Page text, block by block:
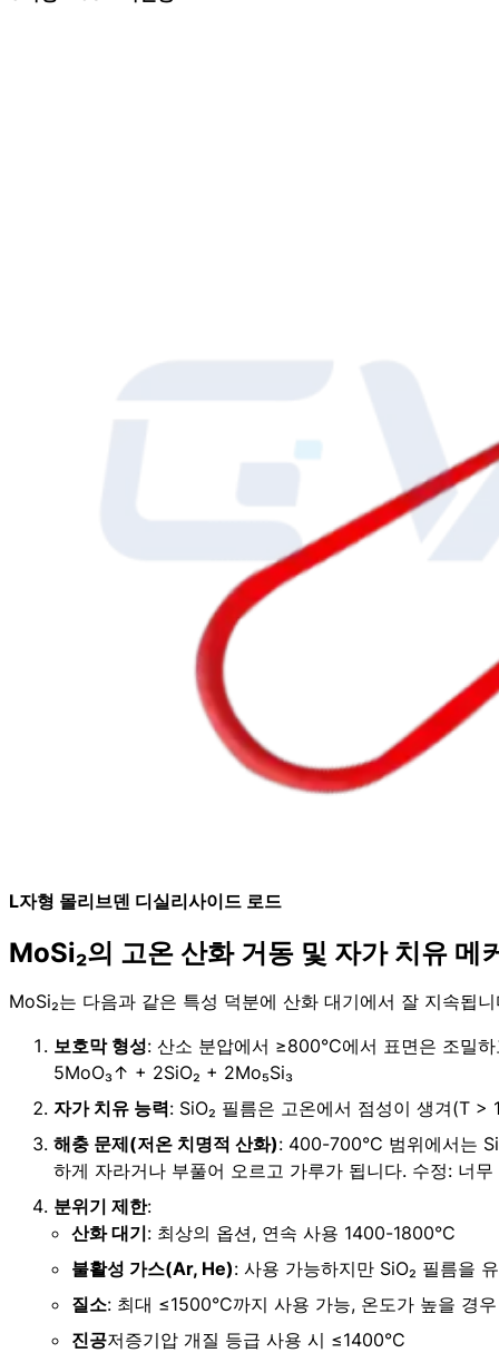
L자형 몰리브덴 디실리사이드 로드
MoSi₂의 고온 산화 거동 및 자가 치유 메
MoSi₂는 다음과 같은 특성 덕분에 산화 대기에서 잘 지속됩
보호막 형성: 산소 분압에서 ≥800°C에서 표면은 조밀
5MoO₃↑ + 2SiO₂ + 2Mo₅Si₃
자가 치유 능력: SiO₂ 필름은 고온에서 점성이 생겨(T
해충 문제(저온 치명적 산화): 400-700°C 범위에서는
하게 자라거나 부풀어 오르고 가루가 됩니다. 수정: 너
분위기 제한:
산화 대기: 최상의 옵션, 연속 사용 1400-1800°C
불활성 가스(Ar, He): 사용 가능하지만 SiO₂ 필름을
질소: 최대 ≤1500°C까지 사용 가능, 온도가 높을 경
진공저증기압 개질 등급 사용 시 ≤1400°C